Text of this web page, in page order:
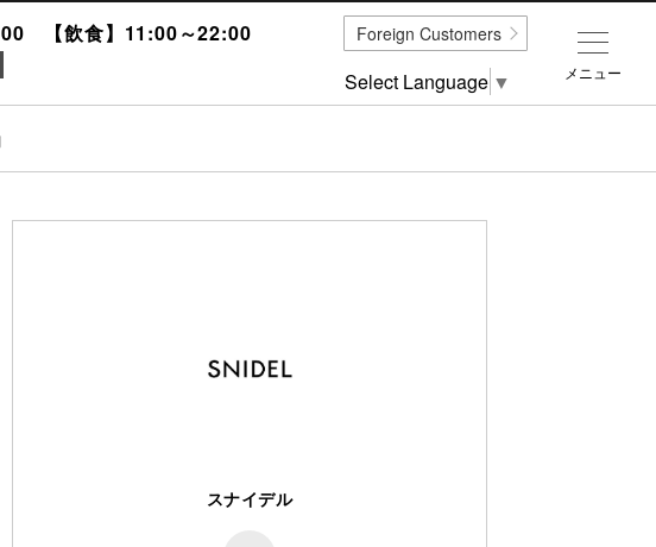
【飲食】11:00～22:00
スナイデル
メニュー
Foreign Customers
Select Language ▼